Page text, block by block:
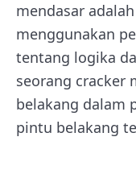
mendasar
menggunakan
tentang logika
seorang cracker
belakang dalam
pintu belakang